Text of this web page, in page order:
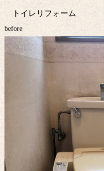
トイレリフォーム
before